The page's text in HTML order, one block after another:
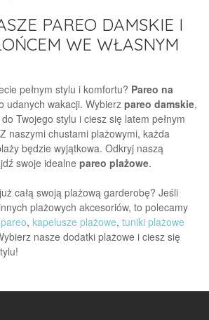
PAREO DAMSKIE I
WE WŁASNYM
pełnym stylu i komfortu? Pareo na
udanych wakacji. Wybierz pareo damskie,
Twojego stylu i ciesz się latem pełnym
naszymi chustami plażowymi, każda
będzie wyjątkowa. Odkryj naszą
swoje idealne pareo plażowe.
całą swoją plażową garderobę? Jeśli
plażowych akcesoriów, to polecamy
, kapelusze plażowe, tuniki plażowe
nasze dodatki plażowe i ciesz się